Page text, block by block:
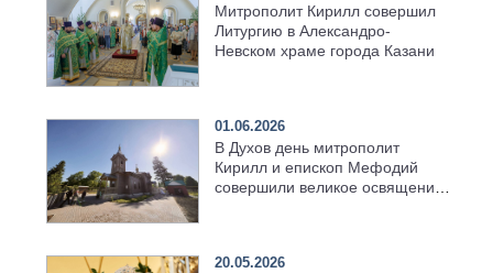
Митрополит Кирилл совершил
Литургию в Александро-
Невском храме города Казани
01.06.2026
В Духов день митрополит
Кирилл и епископ Мефодий
совершили великое освящение
20.05.2026